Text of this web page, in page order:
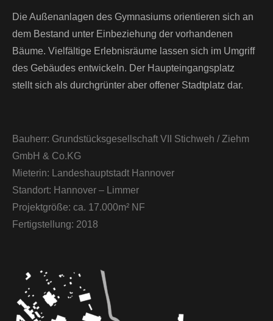
Die Außenanlagen des Gymnasiums orientieren sich an
dem Bestand unter Einbeziehung der vorhandenen
Bäume. Vielfältige Erlebnisräume lassen sich im Umgriff
des Gebäudes entwickeln. Der Haupteingangsplatz
stellt sich als durchgrünter aber offener Stadtplatz dar.
Bauherr: Grundstücksgesellschaft VII Stichweh / Ziehm
GmbH & Co.KG
Mieterin: Landeshauptstadt Hannover
Standort: Hannover – Limmer
Projektgröße: ca. 17.000m² NF
Fertigstellung: 2018